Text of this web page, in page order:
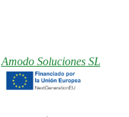
Amodo Soluciones SL